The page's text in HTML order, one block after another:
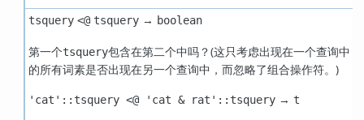
tsquery <@ tsquery→ boolean
第一个tsquery包含在第二个中吗？(这只考虑出现在一个查询中
的所有词素是否出现在另一个查询中，而忽略了组合操作符。)
'cat'::tsquery <@ 'cat & rat'::tsquery→ t